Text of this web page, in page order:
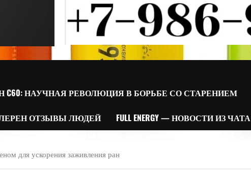
C60: НАУЧНАЯ РЕВОЛЮЦИЯ В БОРЬБЕ СО СТАРЕНИЕМ
ОТЗЫВЫ ЛЮДЕЙ FULL ENERGY — НОВОСТИ ИЗ ЧАТА
для ускорения заживления ран